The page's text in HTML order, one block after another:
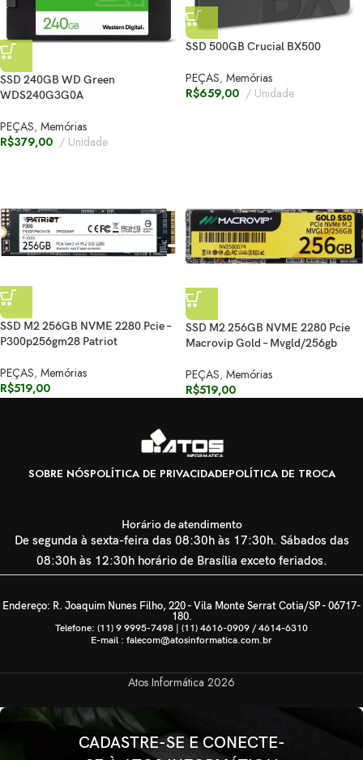
SSD 240GB WD Green
WDS240G3G0A
PEÇAS, Memórias
R$379,00 Unidade
SSD 500GB Crucial BX500
PEÇAS, Memórias
R$659,00 Unidade
SSD M2 256GB NVME 2280 Pcie –
P300p256gm28 Patriot
PEÇAS, Memórias
R$519,00
SSD M2 256GB NVME 2280 Pcie
Macrovip Gold – Mvgld/256gb
PEÇAS, Memórias
R$519,00
SOBRE NÓSPOLÍTICA DE PRIVACIDADEPOLÍTICA DE TROCA
Horário de atendimento
De segunda à sexta-feira das 08:30h às 17:30h. Sábados das
08:30h às 12:30h horário de Brasília exceto feriados.
Endereço: R. Joaquim Nunes Filho, 220 - Vila Monte Serrat Cotia/SP - 06717-
180.
Telefone: (11) 9 9995-7498 | (11) 4616-0909 / 4614-6310
E-mail : falecom@atosinformatica.com.br
Atos Informática 2026
CADASTRE-SE E CONECTE-